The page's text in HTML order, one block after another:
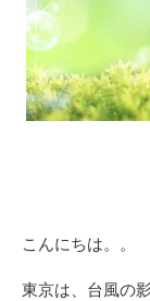
こんにちは。。
東京は、台風の